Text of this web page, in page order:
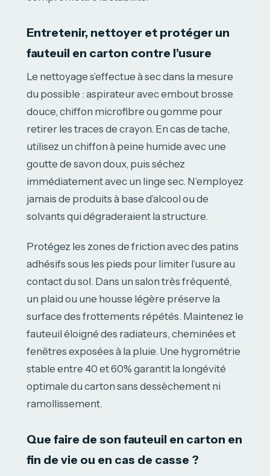
Entretenir, nettoyer et protéger un
fauteuil en carton contre l’usure
Le nettoyage s’effectue à sec dans la mesure
du possible : aspirateur avec embout brosse
douce, chiffon microfibre ou gomme pour
retirer les traces de crayon. En cas de tache,
utilisez un chiffon à peine humide avec une
goutte de savon doux, puis séchez
immédiatement avec un linge sec. N’employez
jamais de produits à base d’alcool ou de
solvants qui dégraderaient la structure.
Protégez les zones de friction avec des patins
adhésifs sous les pieds pour limiter l’usure au
contact du sol. Dans un salon très fréquenté,
un plaid ou une housse légère préserve la
surface des frottements répétés. Maintenez le
fauteuil éloigné des radiateurs, cheminées et
fenêtres exposées à la pluie. Une hygrométrie
stable entre 40 et 60% garantit la longévité
optimale du carton sans dessèchement ni
ramollissement.
Que faire de son fauteuil en carton en
fin de vie ou en cas de casse ?